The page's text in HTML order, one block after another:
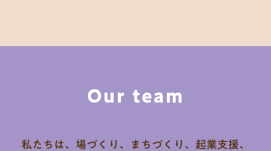
Our team
私たちは、場づくり、まちづくり、起業支援、